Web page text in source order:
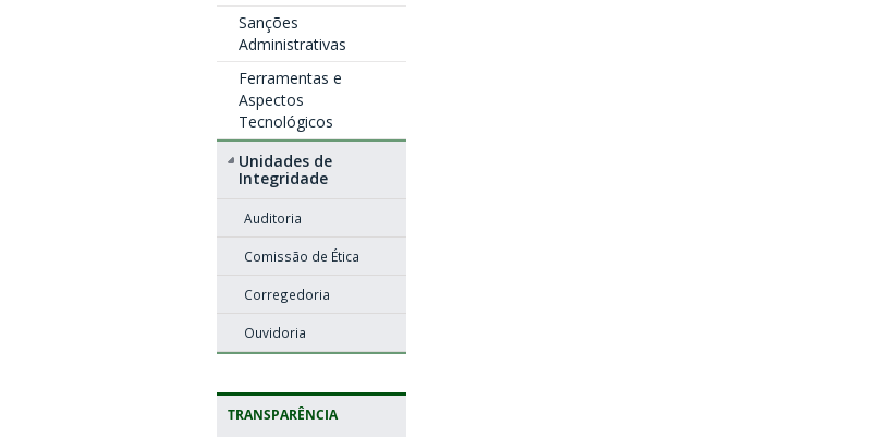
Sanções
Administrativas
Ferramentas e
Aspectos
Tecnológicos
Unidades de
Integridade
Auditoria
Comissão de Ética
Corregedoria
Ouvidoria
TRANSPARÊNCIA